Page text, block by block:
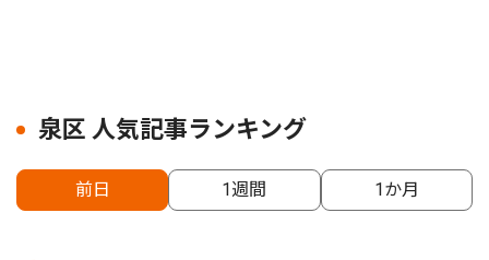
泉区 人気記事ランキング
前日 1週間 1か月